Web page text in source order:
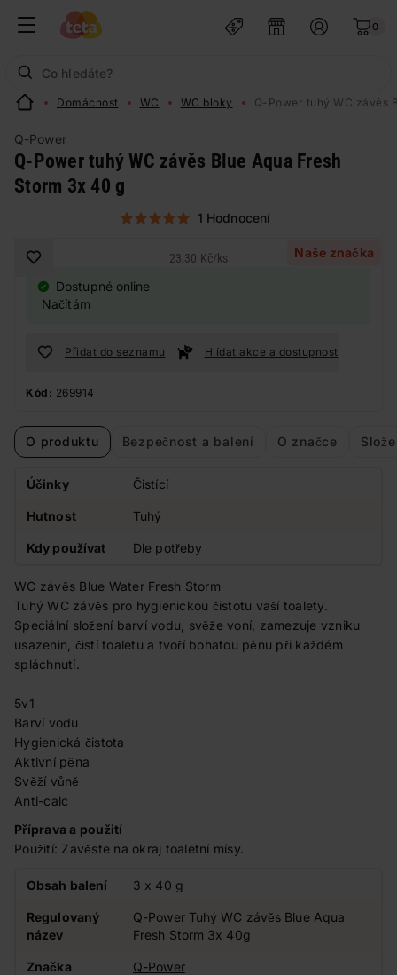
0
Domácnost WC WC bloky Q-Power tuhý WC závěs
Q-Power
Q-Power tuhý WC závěs Blue Aqua Fresh
Storm 3x 40 g
1 Hodnocení
Naše značka
23,30 Kč/ks
Dostupné online
Načítám
Přidat do seznamu Hlídat akce a dostupnost
Kód: 269914
O produktu Bezpečnost a balení O značce
Účinky Čistící
Hutnost Tuhý
Kdy používat Dle potřeby
WC závěs Blue Water Fresh Storm
Tuhý WC závěs pro hygienickou čistotu vaší toalety.
Speciální složení barví vodu, svěže voní, zamezuje vzniku
usazenin, čistí toaletu a tvoří bohatou pěnu při každém
spláchnutí.
5v1
Barví vodu
Hygienická čistota
Aktivní pěna
Svěží vůně
Anti-calc
Příprava a použití
Použití: Zavěste na okraj toaletní mísy.
Obsah balení 3 x 40 g
Regulovaný
název
Q-Power Tuhý WC závěs Blue Aqua
Fresh Storm 3x 40g
Značka Q-Power